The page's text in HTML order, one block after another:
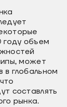
году объем
может
глобальном
составлять
рынка.